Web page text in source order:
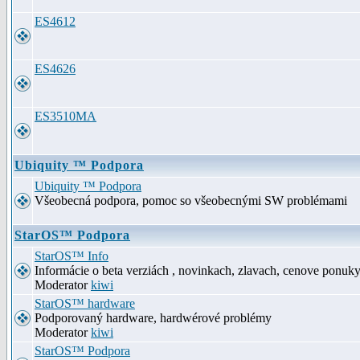
ES4612
ES4626
ES3510MA
Ubiquity ™ Podpora
Ubiquity ™ Podpora
Všeobecná podpora, pomoc so všeobecnými SW problémami
StarOS™ Podpora
StarOS™ Info
Informácie o beta verziách , novinkach, zlavach, cenove ponuky
Moderatorkiwi
StarOS™ hardware
Podporovaný hardware, hardwérové problémy
Moderatorkiwi
StarOS™ Podpora